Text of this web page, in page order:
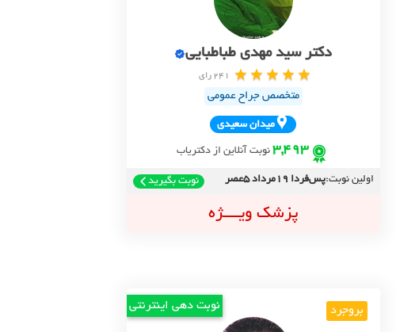
دکتر سید مهدی طباطبایی
241 رای
متخصص جراح عمومی
ميدان سعيدي
3,493 نوبت آنلاین از دکتریاب
اولین نوبت:پس‌فردا 19مرداد 5عصر نوبت بگیرید
پزشک ویــــژه
بروجرد نوبت دهی اینترنتی